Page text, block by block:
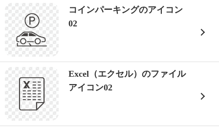
コインパーキングのアイコン
02
Excel（エクセル）のファイル
アイコン02